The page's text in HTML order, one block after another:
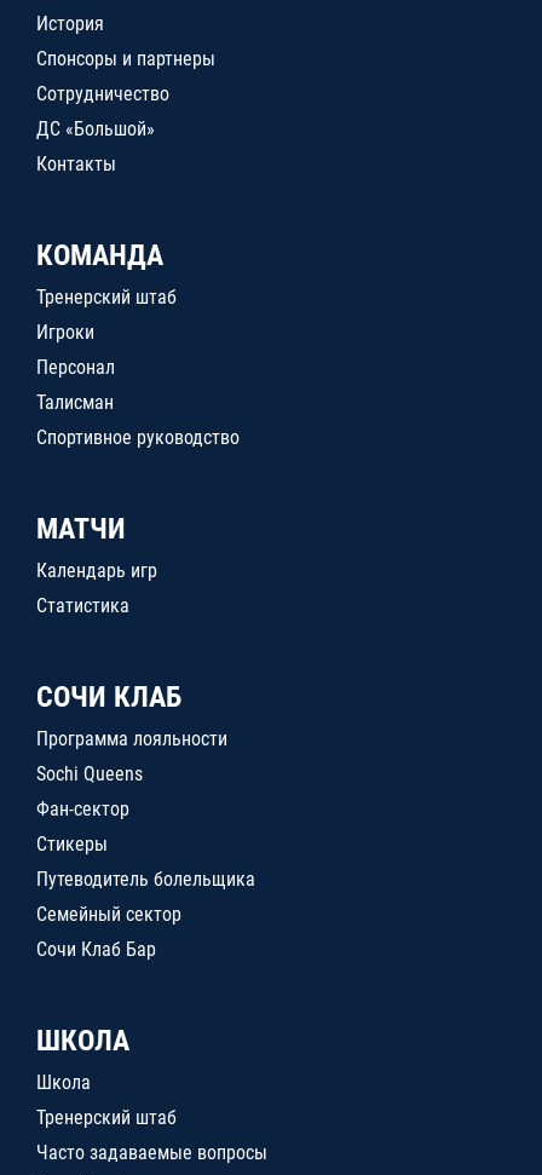
История
Спонсоры и партнеры
Сотрудничество
ДС «Большой»
Контакты
КОМАНДА
Тренерский штаб
Игроки
Персонал
Талисман
Спортивное руководство
МАТЧИ
Календарь игр
Статистика
СОЧИ КЛАБ
Программа лояльности
Sochi Queens
Фан-сектор
Стикеры
Путеводитель болельщика
Семейный сектор
Сочи Клаб Бар
ШКОЛА
Школа
Тренерский штаб
Часто задаваемые вопросы